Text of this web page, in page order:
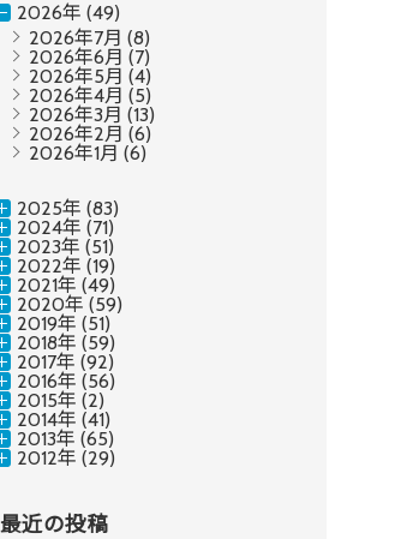
2026年 (49)
2026年7月 (8)
2026年6月 (7)
2026年5月 (4)
2026年4月 (5)
2026年3月 (13)
2026年2月 (6)
2026年1月 (6)
2025年 (83)
2024年 (71)
2023年 (51)
2022年 (19)
2021年 (49)
2020年 (59)
2019年 (51)
2018年 (59)
2017年 (92)
2016年 (56)
2015年 (2)
2014年 (41)
2013年 (65)
2012年 (29)
最近の投稿